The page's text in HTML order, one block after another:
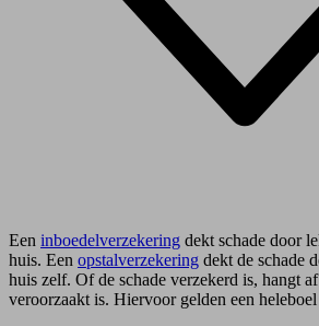
Een inboedelverzekering dekt schade door
huis. Een opstalverzekering dekt de schade
huis zelf. Of de schade verzekerd is, hangt
veroorzaakt is. Hiervoor gelden een heleboel